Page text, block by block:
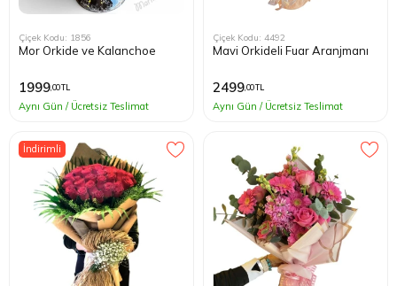
Çiçek Kodu: 1856
Mor Orkide ve Kalanchoe
1999,00 TL
Aynı Gün / Ücretsiz Teslimat
Çiçek Kodu: 4492
Mavi Orkideli Fuar Aranjmanı
2499,00 TL
Aynı Gün / Ücretsiz Teslimat
İndirimli